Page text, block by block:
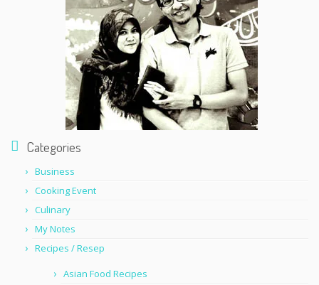
Categories
Business
Cooking Event
Culinary
My Notes
Recipes / Resep
Asian Food Recipes